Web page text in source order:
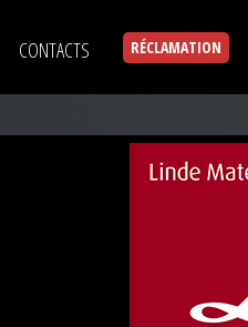
CONTACTS RÉCLAMATION